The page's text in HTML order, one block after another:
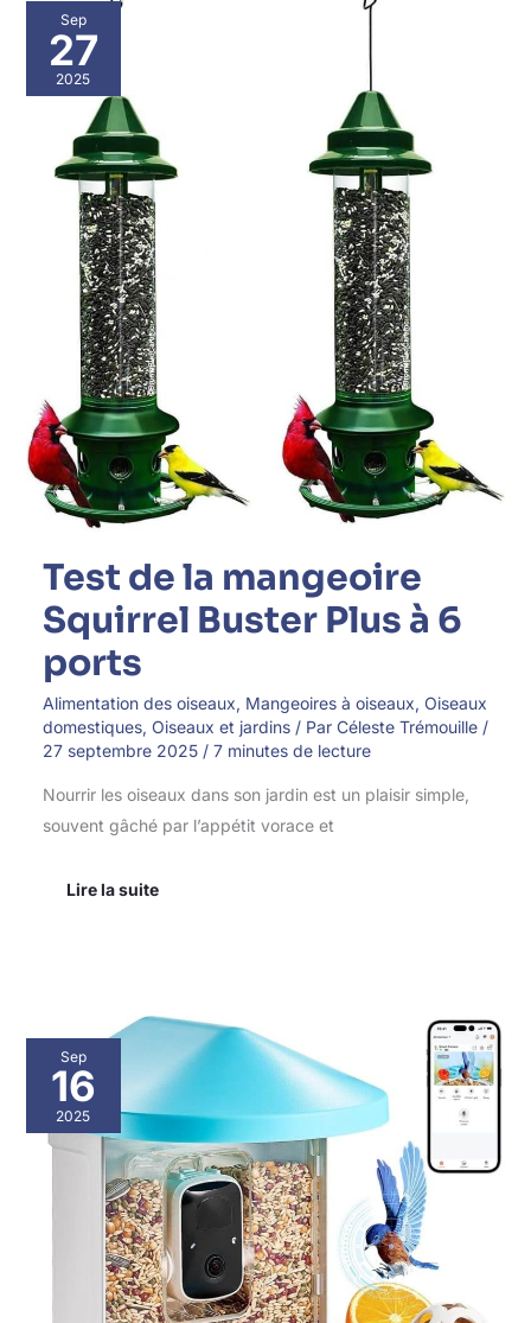
Sep
27
2025
Test de la mangeoire
Squirrel Buster Plus à 6
ports
Alimentation des oiseaux, Mangeoires à oiseaux, Oiseaux
domestiques, Oiseaux et jardins/ Par Céleste Trémouille /
27 septembre 2025 / 7 minutes de lecture
Nourrir les oiseaux dans son jardin est un plaisir simple,
souvent gâché par l’appétit vorace et
Test
de
la
mangeoire
Squirrel
Buster
Plus
à
ports
Lire la suite
Sep
16
2025
Test
mangeoire
VEVOR
avec
caméra
intelligente
oiseaux